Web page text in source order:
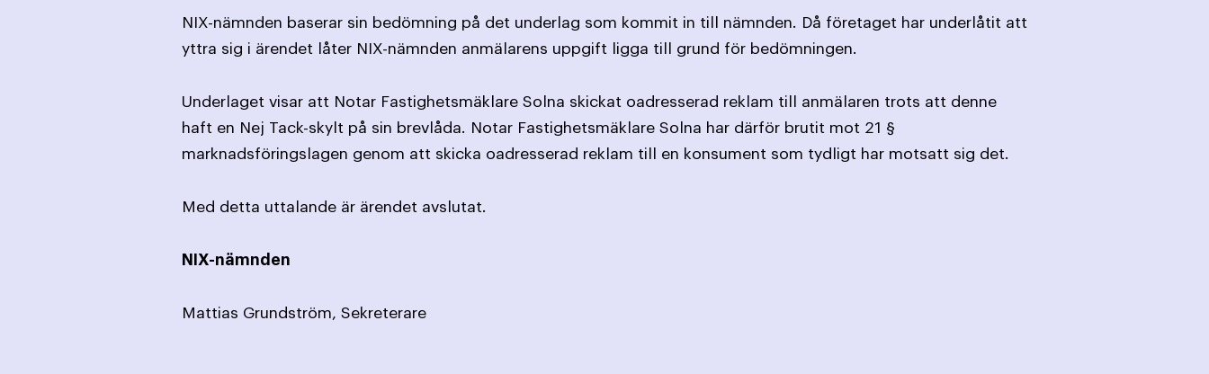
NIX-nämnden baserar sin bedömning på det underlag som kommit in till nämnden. Då företaget har underlåtit att
yttra sig i ärendet låter NIX-nämnden anmälarens uppgift ligga till grund för bedömningen.
Underlaget visar att Notar Fastighetsmäklare Solna skickat oadresserad reklam till anmälaren trots att denne
haft en Nej Tack-skylt på sin brevlåda. Notar Fastighetsmäklare Solna har därför brutit mot 21 §
marknadsföringslagen genom att skicka oadresserad reklam till en konsument som tydligt har motsatt sig det.
Med detta uttalande är ärendet avslutat.
NIX-nämnden
Mattias Grundström, Sekreterare